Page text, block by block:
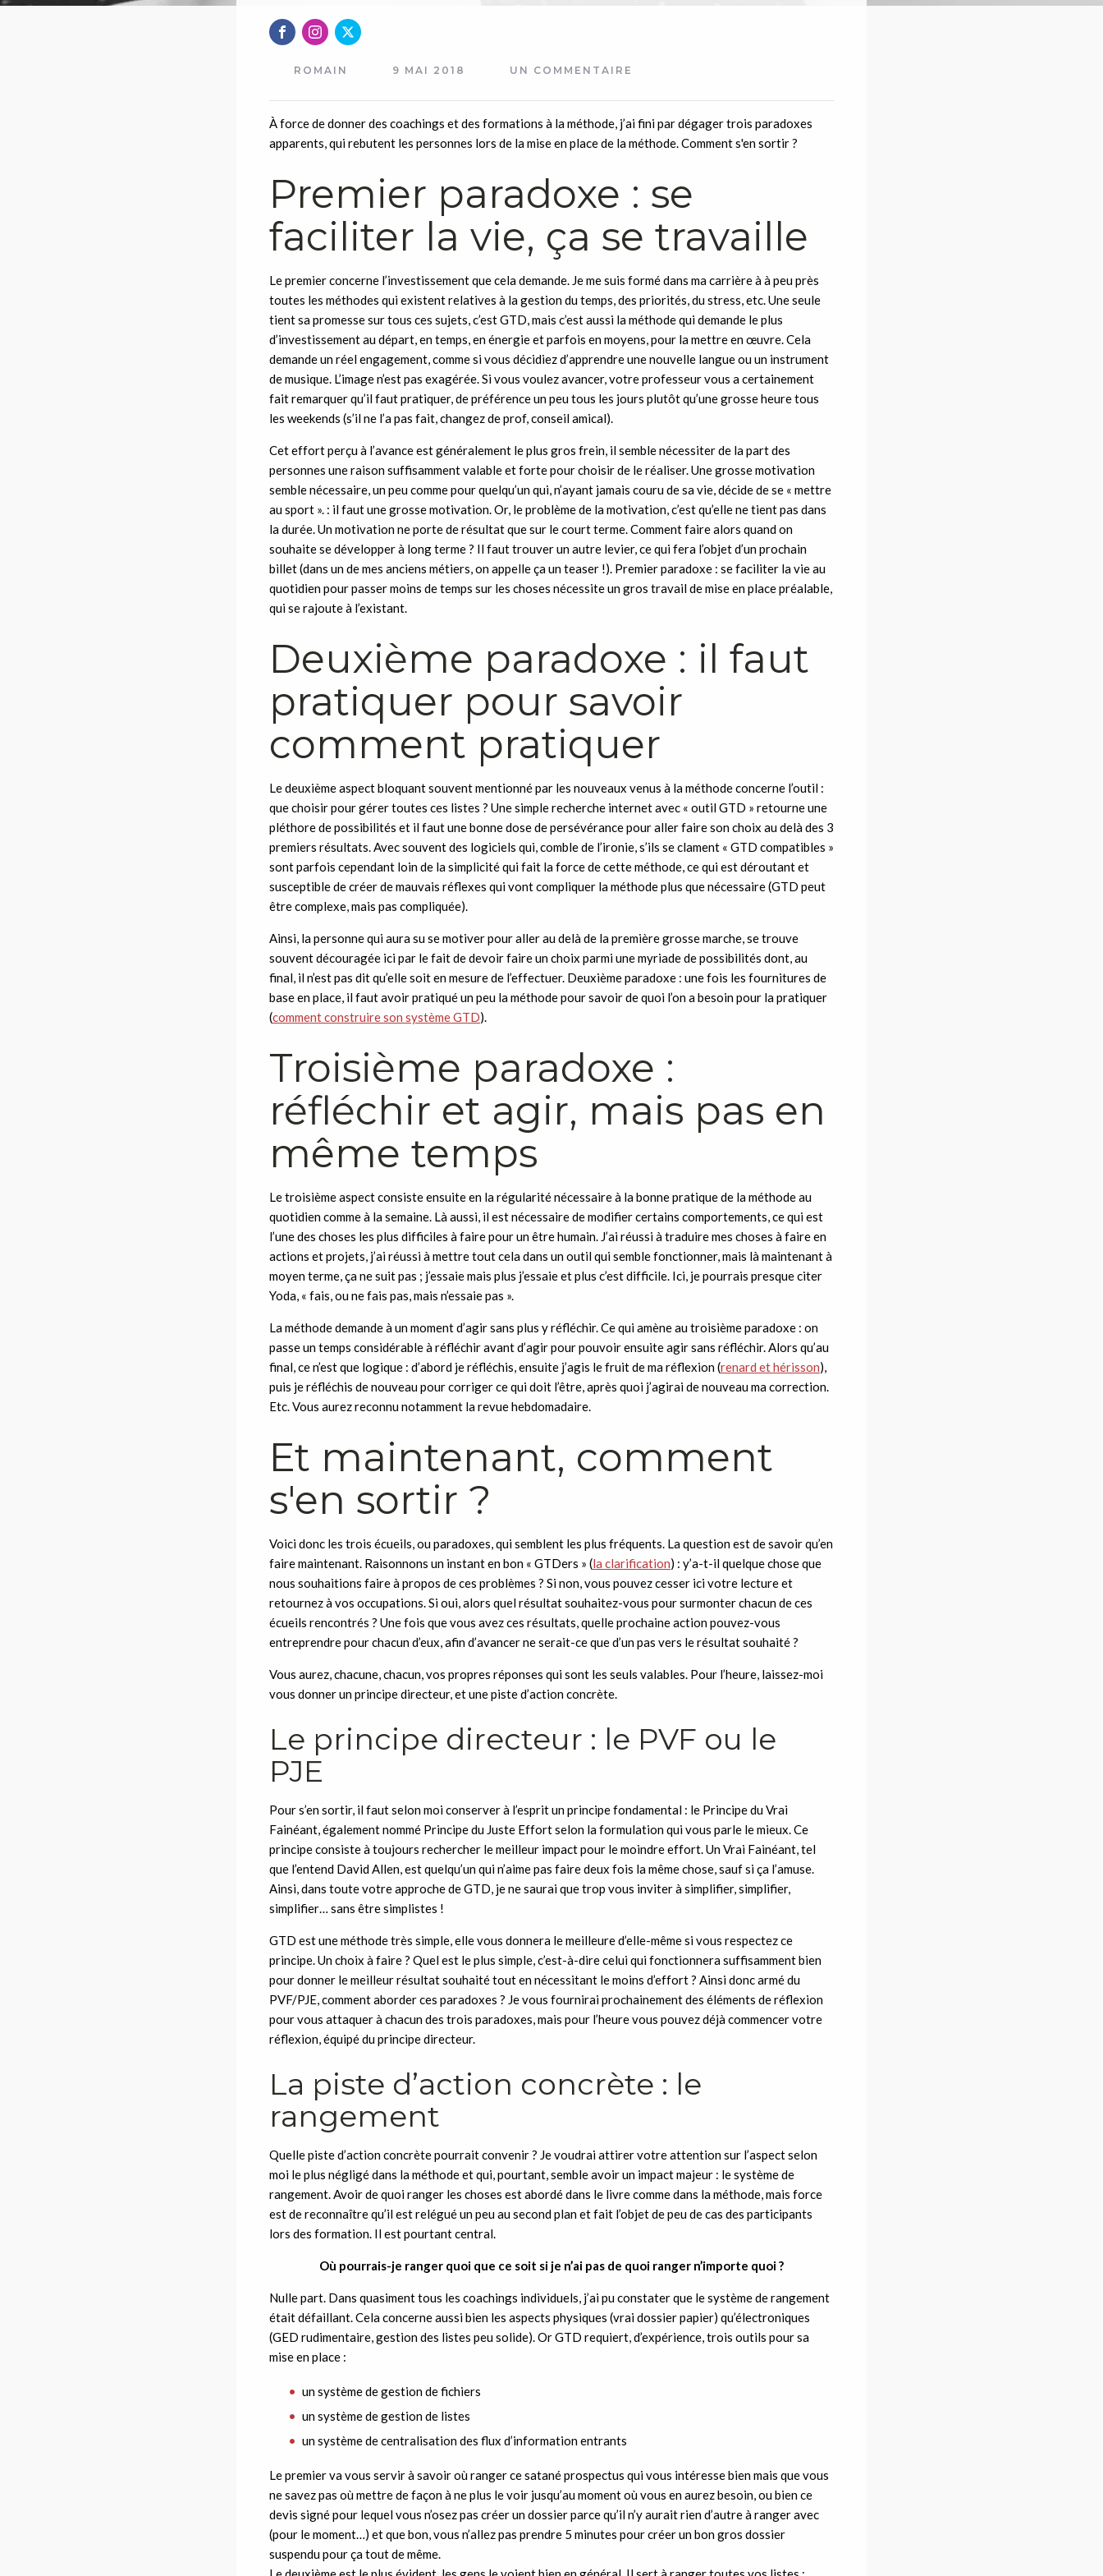
ROMAIN 9 MAI 2018 UN COMMENTAIRE
À force de donner des coachings et des formations à la méthode, j’ai fini par dégager trois paradoxes
apparents, qui rebutent les personnes lors de la mise en place de la méthode. Comment s'en sortir ?
Premier paradoxe : se
faciliter la vie, ça se travaille
Le premier concerne l’investissement que cela demande. Je me suis formé dans ma carrière à à peu près
toutes les méthodes qui existent relatives à la gestion du temps, des priorités, du stress, etc. Une seule
tient sa promesse sur tous ces sujets, c’est GTD, mais c’est aussi la méthode qui demande le plus
d’investissement au départ, en temps, en énergie et parfois en moyens, pour la mettre en œuvre. Cela
demande un réel engagement, comme si vous décidiez d’apprendre une nouvelle langue ou un instrument
de musique. L’image n’est pas exagérée. Si vous voulez avancer, votre professeur vous a certainement
fait remarquer qu’il faut pratiquer, de préférence un peu tous les jours plutôt qu’une grosse heure tous
les weekends (s’il ne l’a pas fait, changez de prof, conseil amical).
Cet effort perçu à l’avance est généralement le plus gros frein, il semble nécessiter de la part des
personnes une raison suffisamment valable et forte pour choisir de le réaliser. Une grosse motivation
semble nécessaire, un peu comme pour quelqu’un qui, n’ayant jamais couru de sa vie, décide de se « mettre
au sport ». : il faut une grosse motivation. Or, le problème de la motivation, c’est qu’elle ne tient pas dans
la durée. Un motivation ne porte de résultat que sur le court terme. Comment faire alors quand on
souhaite se développer à long terme ? Il faut trouver un autre levier, ce qui fera l’objet d’un prochain
billet (dans un de mes anciens métiers, on appelle ça un teaser !). Premier paradoxe : se faciliter la vie au
quotidien pour passer moins de temps sur les choses nécessite un gros travail de mise en place préalable,
qui se rajoute à l’existant.
Deuxième paradoxe : il faut
pratiquer pour savoir
comment pratiquer
Le deuxième aspect bloquant souvent mentionné par les nouveaux venus à la méthode concerne l’outil :
que choisir pour gérer toutes ces listes ? Une simple recherche internet avec « outil GTD » retourne une
pléthore de possibilités et il faut une bonne dose de persévérance pour aller faire son choix au delà des 3
premiers résultats. Avec souvent des logiciels qui, comble de l’ironie, s’ils se clament « GTD compatibles »
sont parfois cependant loin de la simplicité qui fait la force de cette méthode, ce qui est déroutant et
susceptible de créer de mauvais réflexes qui vont compliquer la méthode plus que nécessaire (GTD peut
être complexe, mais pas compliquée).
Ainsi, la personne qui aura su se motiver pour aller au delà de la première grosse marche, se trouve
souvent découragée ici par le fait de devoir faire un choix parmi une myriade de possibilités dont, au
final, il n’est pas dit qu’elle soit en mesure de l’effectuer. Deuxième paradoxe : une fois les fournitures de
base en place, il faut avoir pratiqué un peu la méthode pour savoir de quoi l’on a besoin pour la pratiquer
(comment construire son système GTD).
Troisième paradoxe :
réfléchir et agir, mais pas en
même temps
Le troisième aspect consiste ensuite en la régularité nécessaire à la bonne pratique de la méthode au
quotidien comme à la semaine. Là aussi, il est nécessaire de modifier certains comportements, ce qui est
l’une des choses les plus difficiles à faire pour un être humain. J’ai réussi à traduire mes choses à faire en
actions et projets, j’ai réussi à mettre tout cela dans un outil qui semble fonctionner, mais là maintenant à
moyen terme, ça ne suit pas ; j’essaie mais plus j’essaie et plus c’est difficile. Ici, je pourrais presque citer
Yoda, « fais, ou ne fais pas, mais n’essaie pas ».
La méthode demande à un moment d’agir sans plus y réfléchir. Ce qui amène au troisième paradoxe : on
passe un temps considérable à réfléchir avant d’agir pour pouvoir ensuite agir sans réfléchir. Alors qu’au
final, ce n’est que logique : d’abord je réfléchis, ensuite j’agis le fruit de ma réflexion (renard et hérisson),
puis je réfléchis de nouveau pour corriger ce qui doit l’être, après quoi j’agirai de nouveau ma correction.
Etc. Vous aurez reconnu notamment la revue hebdomadaire.
Et maintenant, comment
s'en sortir ?
Voici donc les trois écueils, ou paradoxes, qui semblent les plus fréquents. La question est de savoir qu’en
faire maintenant. Raisonnons un instant en bon « GTDers » (la clarification) : y’a-t-il quelque chose que
nous souhaitions faire à propos de ces problèmes ? Si non, vous pouvez cesser ici votre lecture et
retournez à vos occupations. Si oui, alors quel résultat souhaitez-vous pour surmonter chacun de ces
écueils rencontrés ? Une fois que vous avez ces résultats, quelle prochaine action pouvez-vous
entreprendre pour chacun d’eux, afin d’avancer ne serait-ce que d’un pas vers le résultat souhaité ?
Vous aurez, chacune, chacun, vos propres réponses qui sont les seuls valables. Pour l’heure, laissez-moi
vous donner un principe directeur, et une piste d’action concrète.
Le principe directeur : le PVF ou le
PJE
Pour s’en sortir, il faut selon moi conserver à l’esprit un principe fondamental : le Principe du Vrai
Fainéant, également nommé Principe du Juste Effort selon la formulation qui vous parle le mieux. Ce
principe consiste à toujours rechercher le meilleur impact pour le moindre effort. Un Vrai Fainéant, tel
que l’entend David Allen, est quelqu’un qui n’aime pas faire deux fois la même chose, sauf si ça l’amuse.
Ainsi, dans toute votre approche de GTD, je ne saurai que trop vous inviter à simplifier, simplifier,
simplifier… sans être simplistes !
GTD est une méthode très simple, elle vous donnera le meilleure d’elle-même si vous respectez ce
principe. Un choix à faire ? Quel est le plus simple, c’est-à-dire celui qui fonctionnera suffisamment bien
pour donner le meilleur résultat souhaité tout en nécessitant le moins d’effort ? Ainsi donc armé du
PVF/PJE, comment aborder ces paradoxes ? Je vous fournirai prochainement des éléments de réflexion
pour vous attaquer à chacun des trois paradoxes, mais pour l’heure vous pouvez déjà commencer votre
réflexion, équipé du principe directeur.
La piste d’action concrète : le
rangement
Quelle piste d’action concrète pourrait convenir ? Je voudrai attirer votre attention sur l’aspect selon
moi le plus négligé dans la méthode et qui, pourtant, semble avoir un impact majeur : le système de
rangement. Avoir de quoi ranger les choses est abordé dans le livre comme dans la méthode, mais force
est de reconnaître qu’il est relégué un peu au second plan et fait l’objet de peu de cas des participants
lors des formation. Il est pourtant central.
Où pourrais-je ranger quoi que ce soit si je n’ai pas de quoi ranger n’importe quoi ?
Nulle part. Dans quasiment tous les coachings individuels, j’ai pu constater que le système de rangement
était défaillant. Cela concerne aussi bien les aspects physiques (vrai dossier papier) qu’électroniques
(GED rudimentaire, gestion des listes peu solide). Or GTD requiert, d’expérience, trois outils pour sa
mise en place :
un système de gestion de fichiers
un système de gestion de listes
un système de centralisation des flux d’information entrants
Le premier va vous servir à savoir où ranger ce satané prospectus qui vous intéresse bien mais que vous
ne savez pas où mettre de façon à ne plus le voir jusqu’au moment où vous en aurez besoin, ou bien ce
devis signé pour lequel vous n’osez pas créer un dossier parce qu’il n’y aurait rien d’autre à ranger avec
(pour le moment…) et que bon, vous n’allez pas prendre 5 minutes pour créer un bon gros dossier
suspendu pour ça tout de même.